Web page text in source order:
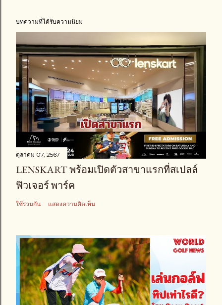
บทความที่ได้รับความนิยม
ตุลาคม 07, 2567
LENSKART พร้อมเปิดตัวสาขาแรกที่สเปลล์
ฟิวเจอร์ พาร์ค
ใช้ร่วมกัน แสดงความคิดเห็น